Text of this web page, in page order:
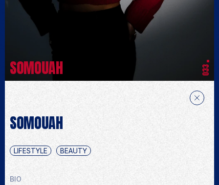
033
SOMOUAH
SOMOUAH
LIFESTYLE BEAUTY
BIO